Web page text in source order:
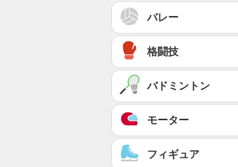
バレー
格闘技
バドミントン
モーター
フィギュア